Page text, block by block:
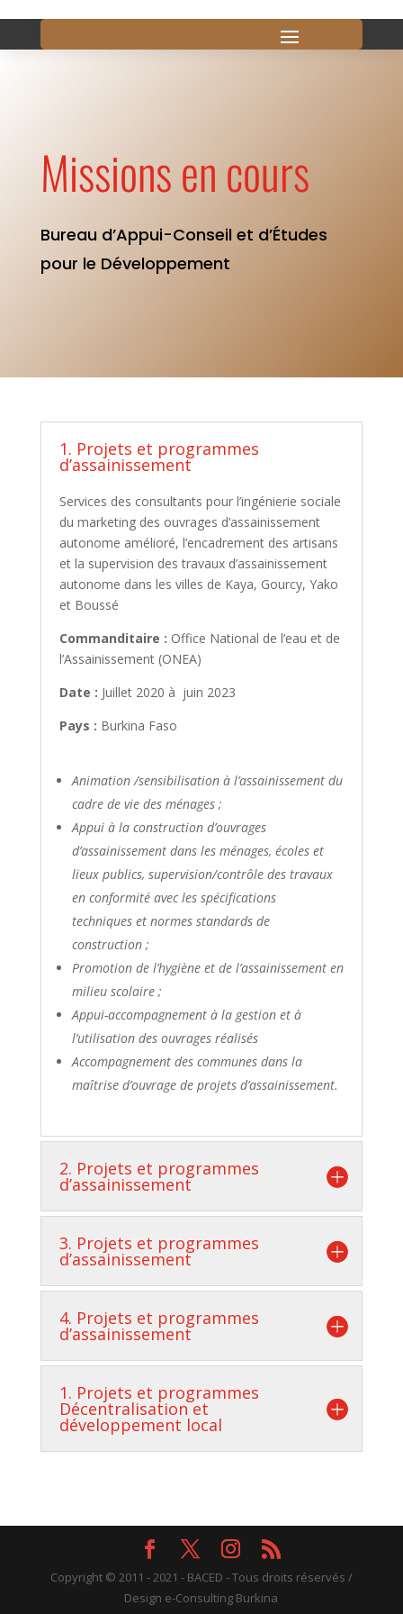
Missions en cours
Bureau d’Appui-Conseil et d’Études
pour le Développement
1. Projets et programmes
d’assainissement
Services des consultants pour l’ingénierie sociale
du marketing des ouvrages d’assainissement
autonome amélioré, l’encadrement des artisans
et la supervision des travaux d’assainissement
autonome dans les villes de Kaya, Gourcy, Yako
et Boussé
Commanditaire : Office National de l’eau et de
l’Assainissement (ONEA)
Date : Juillet 2020 à juin 2023
Pays : Burkina Faso
Animation /sensibilisation à l’assainissement du
cadre de vie des ménages ;
Appui à la construction d’ouvrages
d’assainissement dans les ménages, écoles et
lieux publics, supervision/contrôle des travaux
en conformité avec les spécifications
techniques et normes standards de
construction ;
Promotion de l’hygiène et de l’assainissement en
milieu scolaire ;
Appui-accompagnement à la gestion et à
l’utilisation des ouvrages réalisés
Accompagnement des communes dans la
maîtrise d’ouvrage de projets d’assainissement.
2. Projets et programmes
d’assainissement
3. Projets et programmes
d’assainissement
4. Projets et programmes
d’assainissement
1. Projets et programmes
Décentralisation et
développement local
Copyright © 2011 - 2021 - BACED - Tous droits réservés /
Design e-Consulting Burkina